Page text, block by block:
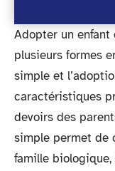
Adopter un
plusieurs formes
simple et
caractéristiques
devoirs des
simple permet de
famille biologique,